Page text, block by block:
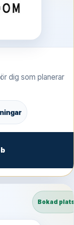
dig som planerar
Bokad